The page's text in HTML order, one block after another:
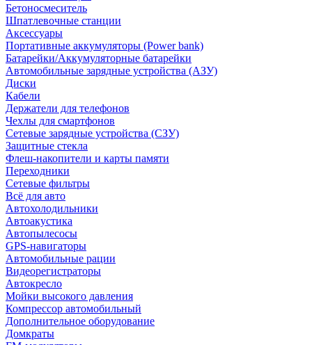
Бетоносмеситель
Шпатлевочные станции
Аксессуары
Портативные аккумуляторы (Power bank)
Батарейки/Аккумуляторные батарейки
Автомобильные зарядные устройства (АЗУ)
Диски
Кабели
Держатели для телефонов
Чехлы для смартфонов
Сетевые зарядные устройства (СЗУ)
Защитные стекла
Флеш-накопители и карты памяти
Переходники
Сетевые фильтры
Всё для авто
Автохолодильники
Автоакустика
Автопылесосы
GPS-навигаторы
Автомобильные рации
Видеорегистраторы
Автокресло
Мойки высокого давления
Компрессор автомобильный
Дополнительное оборудование
Домкраты